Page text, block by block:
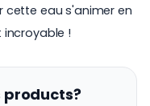
cette eau s'animer en
incroyable !
products?